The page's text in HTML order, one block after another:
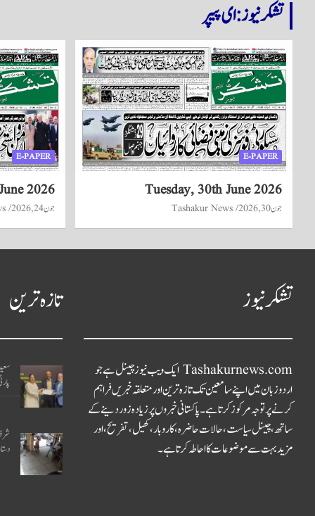
تشکر نیوز: ای پیپر
E-PAPER
Tuesday, 30th June 2026
جون 30, 2026 Tashakur News
E-PAPER
2026
جون 24, 2026
تشکر نیوز
Tashakurnews.com ایک ویب نیوز چینل ہے جو
اردو زبان میں اپنے سامعین تک تازہ ترین اور متعلقہ خبریں فراہم
کرنے پر توجہ مرکوز کرتا ہے۔ پاکستانی خبروں پر زیادہ زور دینے کے
ساتھ، چینل سیاست، حالات حاضرہ، کاروبار، کھیل، تفریح، اور
مزید بہت سے موضوعات کا احاطہ کرتا ہے۔
تازہ ترین